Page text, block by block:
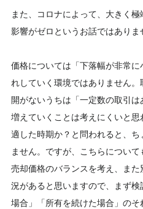
また、コロナによって、大きく極
影響がゼロというお話ではありま
価格については「下落幅が非常
れしていく環境ではありません
開がないうちは「一定数の取引
増えていくことは考えにくいと
適した時期か？と問われると、
ません。ですが、こちらについて
売却価格のバランスを考え、ま
況があると思いますので、まず
場合」「所有を続けた場合」の